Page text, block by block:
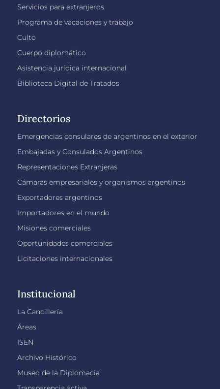
Servicios para extranjeros
Programa de vacaciones y trabajo
Culto
Cuerpo diplomático
Asistencia jurídica internacional
Biblioteca Digital de Tratados
Directorios
Emergencias consulares de argentinos en el exterior
Embajadas y Consulados Argentinos
Representaciones Extranjeras
Cámaras empresariales y organismos argentinos
Exportadores argentinos
Importadores en el mundo
Misiones comerciales
Oportunidades comerciales
Licitaciones internacionales
Institucional
La Cancillería
Áreas
ISEN
Archivo Histórico
Museo de la Diplomacia